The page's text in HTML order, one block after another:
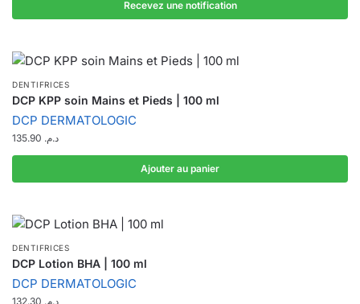
Recevez une notification
DENTIFRICES
DCP KPP soin Mains et Pieds | 100 ml
DCP DERMATOLOGIC
د.م.
Ajouter au panier
DENTIFRICES
DCP Lotion BHA | 100 ml
DCP DERMATOLOGIC
د.م.